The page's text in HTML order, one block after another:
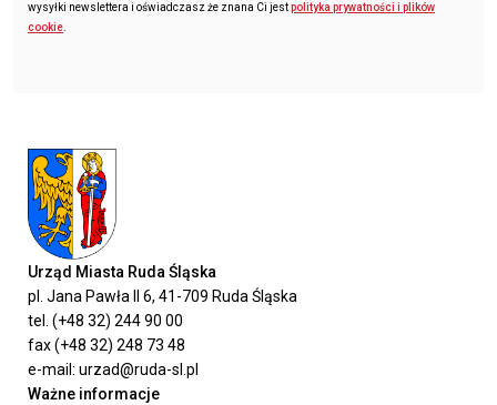
wysyłki newslettera i oświadczasz że znana Ci jestpolityka prywatności i plików
cookie.
Urząd Miasta Ruda Śląska
pl. Jana Pawła II 6, 41-709 Ruda Śląska
tel. (+48 32) 244 90 00
fax (+48 32) 248 73 48
e-mail: urzad@ruda-sl.pl
Ważne informacje